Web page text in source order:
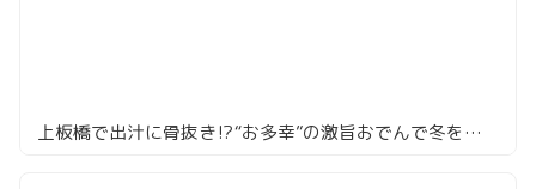
上板橋で出汁に骨抜き⁉️“お多幸”の激旨おでんで冬を制す夜🍺